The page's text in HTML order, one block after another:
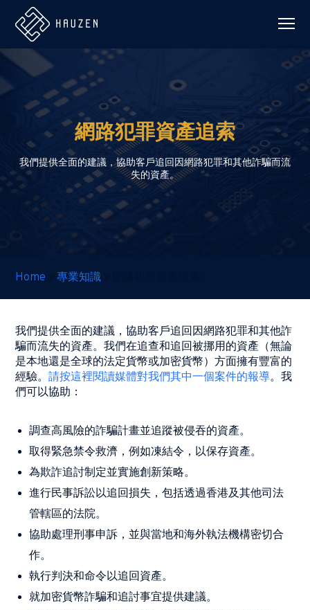
網路犯罪資產追索
我們提供全面的建議，協助客戶追回因網路犯罪和其他詐騙而流
失的資產。
Home »專業知識
我們提供全面的建議，協助客戶追回因網路犯罪和其他詐
騙而流失的資產。我們在追查和追回被挪用的資產（無論
是本地還是全球的法定貨幣或加密貨幣）方面擁有豐富的
經驗。請按這裡閱讀媒體對我們其中一個案件的報導。我
們可以協助：
調查高風險的詐騙計畫並追蹤被侵吞的資產。
取得緊急禁令救濟，例如凍結令，以保存資產。
為欺詐追討制定並實施創新策略。
進行民事訴訟以追回損失，包括透過香港及其他司法
管轄區的法院。
協助處理刑事申訴，並與當地和海外執法機構密切合
作。
執行判決和命令以追回資產。
就加密貨幣詐騙和追討事宜提供建議。